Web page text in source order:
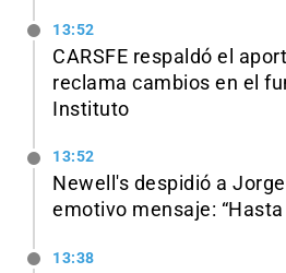
13:52
CARSFE respaldó el
reclama cambios en el
Instituto
13:52
Newell's despidió a
emotivo mensaje:
13:38